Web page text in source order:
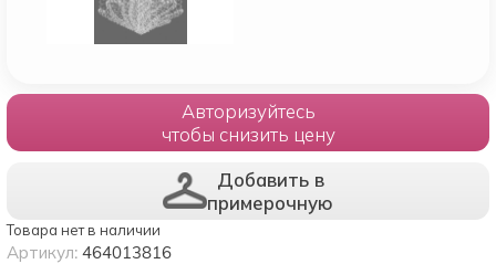
Авторизуйтесь
чтобы снизить цену
Добавить в
примерочную
Товара нет в наличии
Артикул: 464013816